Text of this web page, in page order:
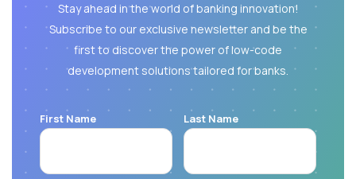
Stay ahead in the world of banking innovation!
Subscribe to our exclusive newsletter and be the
first to discover the power of low-code
development solutions tailored for banks.
First Name Last Name